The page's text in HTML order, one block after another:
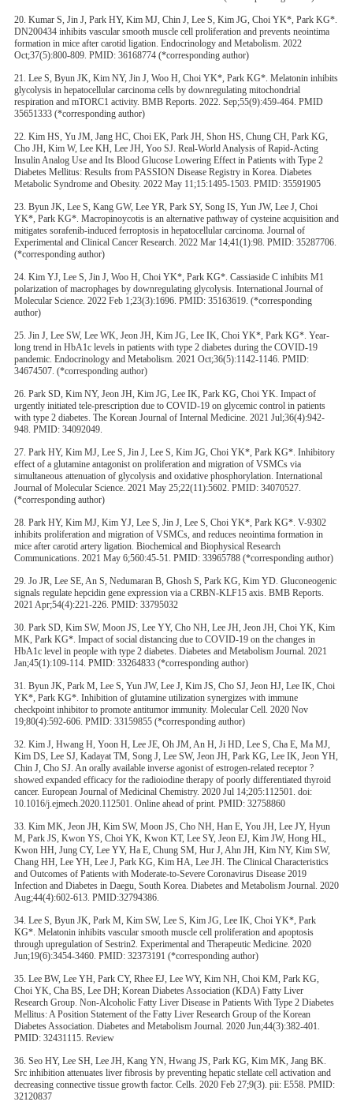
20. Kumar S, Jin J, Park HY, Kim MJ, Chin J, Lee S, Kim JG, Choi YK*, Park KG*.
DN200434 inhibits vascular smooth muscle cell proliferation and prevents neointima
formation in mice after carotid ligation. Endocrinology and Metabolism. 2022
Oct;37(5):800-809. PMID: 36168774 (*corresponding author)
21. Lee S, Byun JK, Kim NY, Jin J, Woo H, Choi YK*, Park KG*. Melatonin inhibits
glycolysis in hepatocellular carcinoma cells by downregulating mitochondrial
respiration and mTORC1 activity. BMB Reports. 2022. Sep;55(9):459-464. PMID
35651333 (*corresponding author)
22. Kim HS, Yu JM, Jang HC, Choi EK, Park JH, Shon HS, Chung CH, Park KG,
Cho JH, Kim W, Lee KH, Lee JH, Yoo SJ. Real-World Analysis of Rapid-Acting
Insulin Analog Use and Its Blood Glucose Lowering Effect in Patients with Type 2
Diabetes Mellitus: Results from PASSION Disease Registry in Korea. Diabetes
Metabolic Syndrome and Obesity. 2022 May 11;15:1495-1503. PMID: 35591905
23. Byun JK, Lee S, Kang GW, Lee YR, Park SY, Song IS, Yun JW, Lee J, Choi
YK*, Park KG*. Macropinoycotis is an alternative pathway of cysteine acquisition and
mitigates sorafenib-induced ferroptosis in hepatocellular carcinoma. Journal of
Experimental and Clinical Cancer Research. 2022 Mar 14;41(1):98. PMID: 35287706.
(*corresponding author)
24. Kim YJ, Lee S, Jin J, Woo H, Choi YK*, Park KG*. Cassiaside C inhibits M1
polarization of macrophages by downregulating glycolysis. International Journal of
Molecular Science. 2022 Feb 1;23(3):1696. PMID: 35163619. (*corresponding
author)
25. Jin J, Lee SW, Lee WK, Jeon JH, Kim JG, Lee IK, Choi YK*, Park KG*. Year-
long trend in HbA1c levels in patients with type 2 diabetes during the COVID-19
pandemic. Endocrinology and Metabolism. 2021 Oct;36(5):1142-1146. PMID:
34674507. (*corresponding author)
26. Park SD, Kim NY, Jeon JH, Kim JG, Lee IK, Park KG, Choi YK. Impact of
urgently initiated tele-prescription due to COVID-19 on glycemic control in patients
with type 2 diabetes. The Korean Journal of Internal Medicine. 2021 Jul;36(4):942-
948. PMID: 34092049.
27. Park HY, Kim MJ, Lee S, Jin J, Lee S, Kim JG, Choi YK*, Park KG*. Inhibitory
effect of a glutamine antagonist on proliferation and migration of VSMCs via
simultaneous attenuation of glycolysis and oxidative phosphorylation. International
Journal of Molecular Science. 2021 May 25;22(11):5602. PMID: 34070527.
(*corresponding author)
28. Park HY, Kim MJ, Kim YJ, Lee S, Jin J, Lee S, Choi YK*, Park KG*. V-9302
inhibits proliferation and migration of VSMCs, and reduces neointima formation in
mice after carotid artery ligation. Biochemical and Biophysical Research
Communications. 2021 May 6;560:45-51. PMID: 33965788 (*corresponding author)
29. Jo JR, Lee SE, An S, Nedumaran B, Ghosh S, Park KG, Kim YD. Gluconeogenic
signals regulate hepcidin gene expression via a CRBN-KLF15 axis. BMB Reports.
2021 Apr;54(4):221-226. PMID: 33795032
30. Park SD, Kim SW, Moon JS, Lee YY, Cho NH, Lee JH, Jeon JH, Choi YK, Kim
MK, Park KG*. Impact of social distancing due to COVID-19 on the changes in
HbA1c level in people with type 2 diabetes. Diabetes and Metabolism Journal. 2021
Jan;45(1):109-114. PMID: 33264833 (*corresponding author)
31. Byun JK, Park M, Lee S, Yun JW, Lee J, Kim JS, Cho SJ, Jeon HJ, Lee IK, Choi
YK*, Park KG*. Inhibition of glutamine utilization synergizes with immune
checkpoint inhibitor to promote antitumor immunity. Molecular Cell. 2020 Nov
19;80(4):592-606. PMID: 33159855 (*corresponding author)
32. Kim J, Hwang H, Yoon H, Lee JE, Oh JM, An H, Ji HD, Lee S, Cha E, Ma MJ,
Kim DS, Lee SJ, Kadayat TM, Song J, Lee SW, Jeon JH, Park KG, Lee IK, Jeon YH,
Chin J, Cho SJ. An orally available inverse agonist of estrogen-related receptor ?
showed expanded efficacy for the radioiodine therapy of poorly differentiated thyroid
cancer. European Journal of Medicinal Chemistry. 2020 Jul 14;205:112501. doi:
10.1016/j.ejmech.2020.112501. Online ahead of print. PMID: 32758860
33. Kim MK, Jeon JH, Kim SW, Moon JS, Cho NH, Han E, You JH, Lee JY, Hyun
M, Park JS, Kwon YS, Choi YK, Kwon KT, Lee SY, Jeon EJ, Kim JW, Hong HL,
Kwon HH, Jung CY, Lee YY, Ha E, Chung SM, Hur J, Ahn JH, Kim NY, Kim SW,
Chang HH, Lee YH, Lee J, Park KG, Kim HA, Lee JH. The Clinical Characteristics
and Outcomes of Patients with Moderate-to-Severe Coronavirus Disease 2019
Infection and Diabetes in Daegu, South Korea. Diabetes and Metabolism Journal. 2020
Aug;44(4):602-613. PMID:32794386.
34. Lee S, Byun JK, Park M, Kim SW, Lee S, Kim JG, Lee IK, Choi YK*, Park
KG*. Melatonin inhibits vascular smooth muscle cell proliferation and apoptosis
through upregulation of Sestrin2. Experimental and Therapeutic Medicine. 2020
Jun;19(6):3454-3460. PMID: 32373191 (*corresponding author)
35. Lee BW, Lee YH, Park CY, Rhee EJ, Lee WY, Kim NH, Choi KM, Park KG,
Choi YK, Cha BS, Lee DH; Korean Diabetes Association (KDA) Fatty Liver
Research Group. Non-Alcoholic Fatty Liver Disease in Patients With Type 2 Diabetes
Mellitus: A Position Statement of the Fatty Liver Research Group of the Korean
Diabetes Association. Diabetes and Metabolism Journal. 2020 Jun;44(3):382-401.
PMID: 32431115. Review
36. Seo HY, Lee SH, Lee JH, Kang YN, Hwang JS, Park KG, Kim MK, Jang BK.
Src inhibition attenuates liver fibrosis by preventing hepatic stellate cell activation and
decreasing connective tissue growth factor. Cells. 2020 Feb 27;9(3). pii: E558. PMID:
32120837